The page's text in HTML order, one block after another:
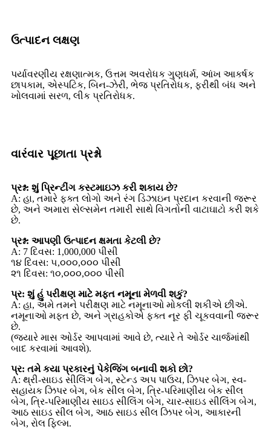
ઉત્પાદન લક્ષણ
પર્યાવરણીય રક્ષણાત્મક, ઉત્તમ અવરોધક ગુણધર્મ, આંખ આકર્ષક
છાપકામ, એસ્પટિક, બિન-ઝેરી, ભેજ પ્રતિરોધક, ફરીથી બંધ અને
ખોલવામાં સરળ, લીક પ્રતિરોધક.
વારંવાર પૂછાતા પ્રશ્નો
પ્રશ્ન: શું પ્રિન્ટીંગ કસ્ટમાઇઝ કરી શકાય છે?
A: હા, તમારે ફક્ત લોગો અને રંગ ડિઝાઇન પ્રદાન કરવાની જરૂર
છે, અને અમારા સેલ્સમેન તમારી સાથે વિગતોની વાટાઘાટો કરી શકે
છે.
પ્રશ્ન: આપણી ઉત્પાદન ક્ષમતા કેટલી છે?
A: 7 દિવસ: 1,000,000 પીસી
૧૪ દિવસ: ૫,૦૦૦,૦૦૦ પીસી
૨૧ દિવસ: ૧૦,૦૦૦,૦૦૦ પીસી
પ્ર: શું હું પરીક્ષણ માટે મફત નમૂના મેળવી શકું?
A: હા, અમે તમને પરીક્ષણ માટે નમૂનાઓ મોકલી શકીએ છીએ.
નમૂનાઓ મફત છે, અને ગ્રાહકોએ ફક્ત નૂર ફી ચૂકવવાની જરૂર
છે.
(જ્યારે માસ ઓર્ડર આપવામાં આવે છે, ત્યારે તે ઓર્ડર ચાર્જમાંથી
બાદ કરવામાં આવશે).
પ્ર: તમે કયા પ્રકારનું પેકેજિંગ બનાવી શકો છો?
A: થ્રી-સાઇડ સીલિંગ બેગ, સ્ટેન્ડ અપ પાઉચ, ઝિપર બેગ, સ્વ-
સહાયક ઝિપર બેગ, બેક સીલ બેગ, ત્રિ-પરિમાણીય બેક સીલ
બેગ, ત્રિ-પરિમાણીય સાઇડ સીલિંગ બેગ, ચાર-સાઇડ સીલિંગ બેગ,
આઠ સાઇડ સીલ બેગ, આઠ સાઇડ સીલ ઝિપર બેગ, આકારની
બેગ, રોલ ફિલ્મ.